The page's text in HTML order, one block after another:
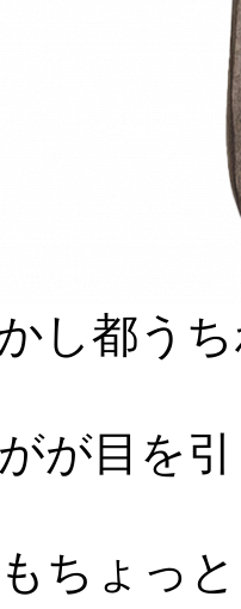
し都う
が目を
ちょっ